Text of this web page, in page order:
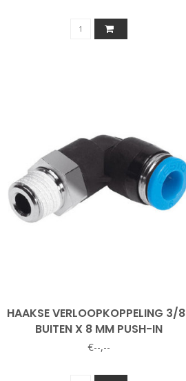
HAAKSE VERLOOPKOPPELING 3/
BUITEN X 8 MM PUSH-IN
€--,--